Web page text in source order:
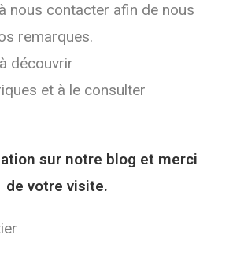
nous contacter afin de nous
remarques.
découvrir
et à le consulter
sur notre blog et merci
de votre visite.